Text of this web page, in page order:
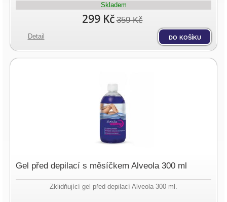
Skladem
299 Kč 359 Kč
Detail do košíku
Gel před depilací s měsíčkem Alveola 300 ml
Zklidňující gel před depilací Alveola 300 ml.